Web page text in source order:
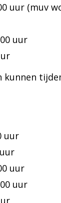
uur (muv
uur
uur
uur
uur